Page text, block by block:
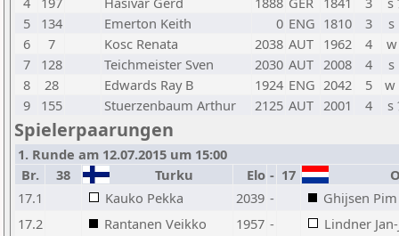
5
134 Emerton Keith 0 ENG 1810 3
s
6
7 Kosc Renata 2038 AUT 1962 4
7
128 Teichmeister Sven 2030 AUT 2008 4
s
8
28 Edwards Ray B 1924 ENG 2042 5
w
9
155 Stuerzenbaum Arthur 2125 AUT 2001 4 s
Spielerpaarungen
1. Runde am 12.07.2015 um 15:00
Br.
38 Turku Elo - 17
17.1
Kauko Pekka 2039 -
Ghijsen Pim
17.2
Rantanen Veikko 1957 -
Lindner